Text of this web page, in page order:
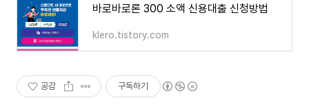
바로바로론 300 소액 신용대출 신청방법
klero.tistory.com
공감 구독하기